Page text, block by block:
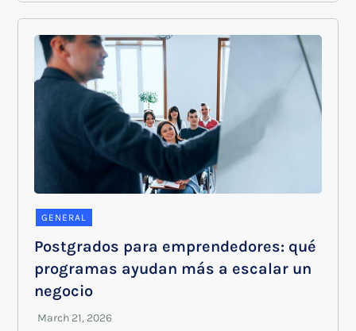
GENERAL
Postgrados para emprendedores: qué
programas ayudan más a escalar un
negocio